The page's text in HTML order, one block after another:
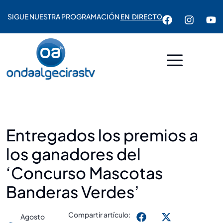
SIGUE NUESTRA PROGRAMACIÓNEN DIRECTO
Entregados los premios a
los ganadores del
‘Concurso Mascotas
Banderas Verdes’
Agosto
Compartir artículo: